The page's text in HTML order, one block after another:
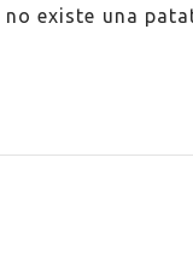
existe una